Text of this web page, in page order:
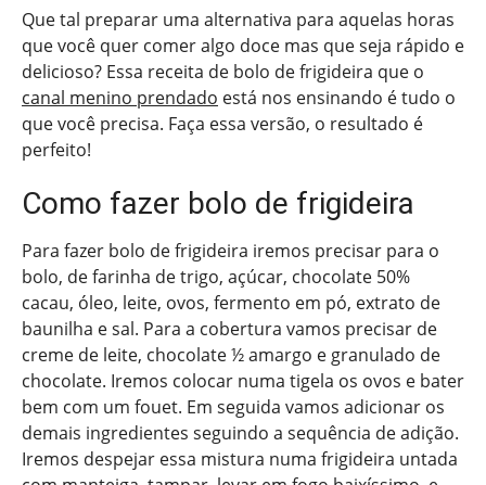
Que tal preparar uma alternativa para aquelas horas
que você quer comer algo doce mas que seja rápido e
delicioso? Essa receita de bolo de frigideira que o
canal menino prendado está nos ensinando é tudo o
que você precisa. Faça essa versão, o resultado é
perfeito!
Como fazer bolo de frigideira
Para fazer bolo de frigideira iremos precisar para o
bolo, de farinha de trigo, açúcar, chocolate 50%
cacau, óleo, leite, ovos, fermento em pó, extrato de
baunilha e sal. Para a cobertura vamos precisar de
creme de leite, chocolate ½ amargo e granulado de
chocolate. Iremos colocar numa tigela os ovos e bater
bem com um fouet. Em seguida vamos adicionar os
demais ingredientes seguindo a sequência de adição.
Iremos despejar essa mistura numa frigideira untada